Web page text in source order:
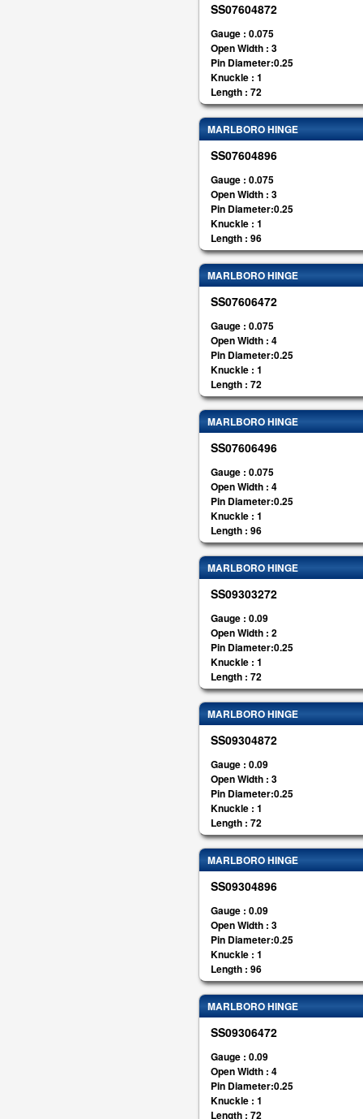
SS07604872
Gauge : 0.075
Open Width : 3
Pin Diameter:0.25
Knuckle : 1
Length : 72
MARLBORO HINGE
SS07604896
Gauge : 0.075
Open Width : 3
Pin Diameter:0.25
Knuckle : 1
Length : 96
MARLBORO HINGE
SS07606472
Gauge : 0.075
Open Width : 4
Pin Diameter:0.25
Knuckle : 1
Length : 72
MARLBORO HINGE
SS07606496
Gauge : 0.075
Open Width : 4
Pin Diameter:0.25
Knuckle : 1
Length : 96
MARLBORO HINGE
SS09303272
Gauge : 0.09
Open Width : 2
Pin Diameter:0.25
Knuckle : 1
Length : 72
MARLBORO HINGE
SS09304872
Gauge : 0.09
Open Width : 3
Pin Diameter:0.25
Knuckle : 1
Length : 72
MARLBORO HINGE
SS09304896
Gauge : 0.09
Open Width : 3
Pin Diameter:0.25
Knuckle : 1
Length : 96
MARLBORO HINGE
SS09306472
Gauge : 0.09
Open Width : 4
Pin Diameter:0.25
Knuckle : 1
Length : 72